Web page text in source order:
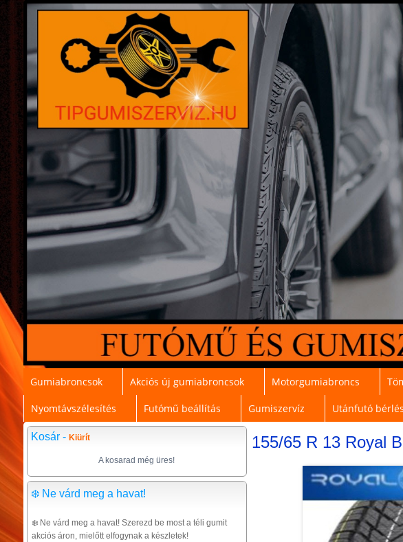
Gumiabroncsok Akciós új gumiabroncsok Motorgumiabroncs
Nyomtávszélesítés Futómű beállítás Gumiszervíz Utánfutó bérlés
Kosár - Kiürít
A kosarad még üres!
❄️ Ne várd meg a havat!
❄️ Ne várd meg a havat! Szerezd be most a téli gumit
akciós áron, mielőtt elfogynak a készletek!
155/65 R 13 Royal